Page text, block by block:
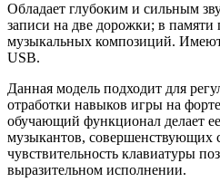
Обладает глубоким и сильным
записи на две дорожки; в памяти
музыкальных композиций.
USB.
Данная модель подходит для
отработки навыков игры на
обучающий функционал делает
музыкантов, совершенствующих
чувствительность клавиатуры
выразительном исполнении.